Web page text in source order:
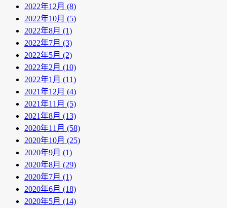
2022年12月 (8)
2022年10月 (5)
2022年8月 (1)
2022年7月 (3)
2022年5月 (2)
2022年2月 (10)
2022年1月 (11)
2021年12月 (4)
2021年11月 (5)
2021年8月 (13)
2020年11月 (58)
2020年10月 (25)
2020年9月 (1)
2020年8月 (29)
2020年7月 (1)
2020年6月 (18)
2020年5月 (14)